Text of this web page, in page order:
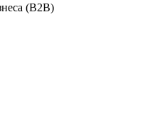
(B2B)